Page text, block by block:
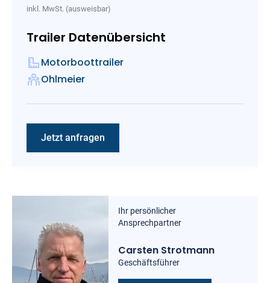
inkl. MwSt. (ausweisbar)
Trailer Datenübersicht
Motorboottrailer
Ohlmeier
Jetzt anfragen
Ihr persönlicher
Ansprechpartner
Carsten Strotmann
Geschäftsführer